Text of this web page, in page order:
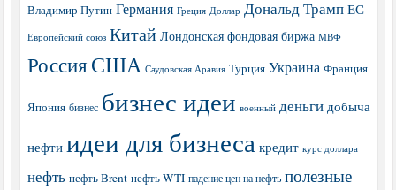
Владимир Путин Германия Греция Доллар Дональд Трамп ЕС
Европейский союз Китай Лондонская фондовая биржа МВФ
РоссияСША Саудовская Аравия Турция Украина Франция
Япония бизнес бизнес идеи военный деньги добыча
нефти идеи для бизнеса кредит курс доллара
нефть нефть Brent нефть WTI падение цен на нефть полезные